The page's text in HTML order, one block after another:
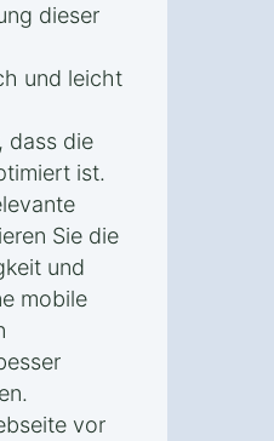
dieser
und leicht
dass die
ist.
Sie die
und
mobile
vor